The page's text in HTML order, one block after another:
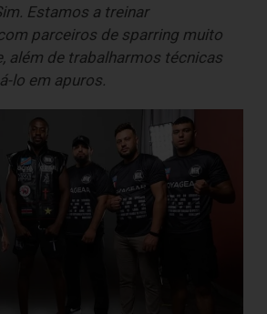
Estamos a treinar
parceiros de sparring muito
além de trabalharmos técnicas
lo em apuros.